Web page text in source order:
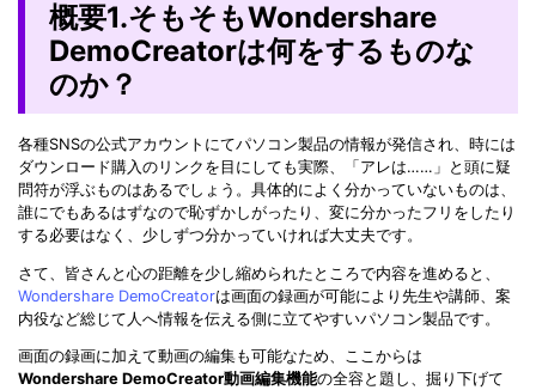
概要1.そもそもWondershare
DemoCreatorは何をするものな
のか？
各種SNSの公式アカウントにてパソコン製品の情報が発信され、時には
ダウンロード購入のリンクを目にしても実際、「アレは……」と頭に疑
問符が浮ぶものはあるでしょう。具体的によく分かっていないものは、
誰にでもあるはずなので恥ずかしがったり、変に分かったフリをしたり
する必要はなく、少しずつ分かっていければ大丈夫です。
さて、皆さんと心の距離を少し縮められたところで内容を進めると、
Wondershare DemoCreatorは画面の録画が可能により先生や講師、案
内役など総じて人へ情報を伝える側に立てやすいパソコン製品です。
画面の録画に加えて動画の編集も可能なため、ここからは
Wondershare DemoCreator動画編集機能の全容と題し、掘り下げて